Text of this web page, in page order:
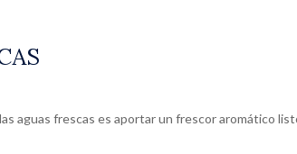
aguas frescas es aportar un frescor aromático